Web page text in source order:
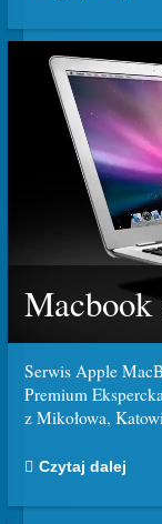
Serwis Apple
Premium
z Mikołowa,
Czytaj dalej